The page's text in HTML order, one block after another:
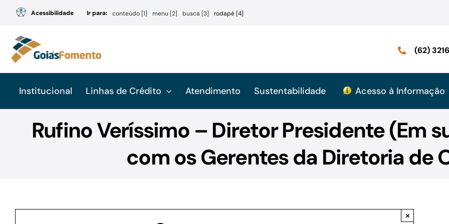
conteúdo
Acessibilidade Ir para: conteúdo [1] menu [2] busca [3] rodapé [4]
(62)
Institucional Linhas de Crédito Atendimento Sustentabilidade Acesso à Informação
Rufino Veríssimo – Diretor Presidente (Em
com os Gerentes da Diretoria de
×